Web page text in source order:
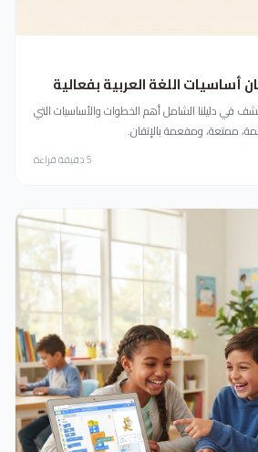
أساسيات اللغة العربية بفعالية
في دليلنا الشامل أهم الخطوات والأساسيات التي
ممتعة، ومفعمة بالإتقان.
5دقيقة قراءة